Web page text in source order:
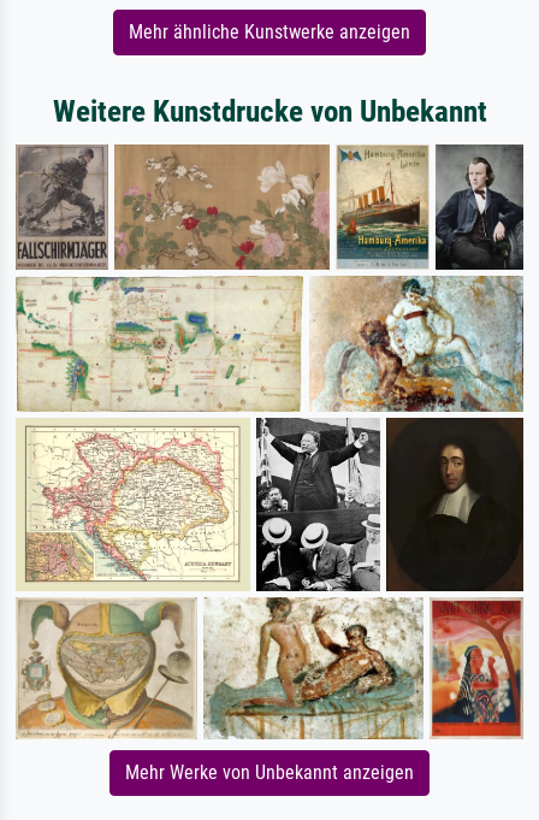
Mehr ähnliche Kunstwerke anzeigen
Weitere Kunstdrucke von Unbekannt
Mehr Werke von Unbekannt anzeigen